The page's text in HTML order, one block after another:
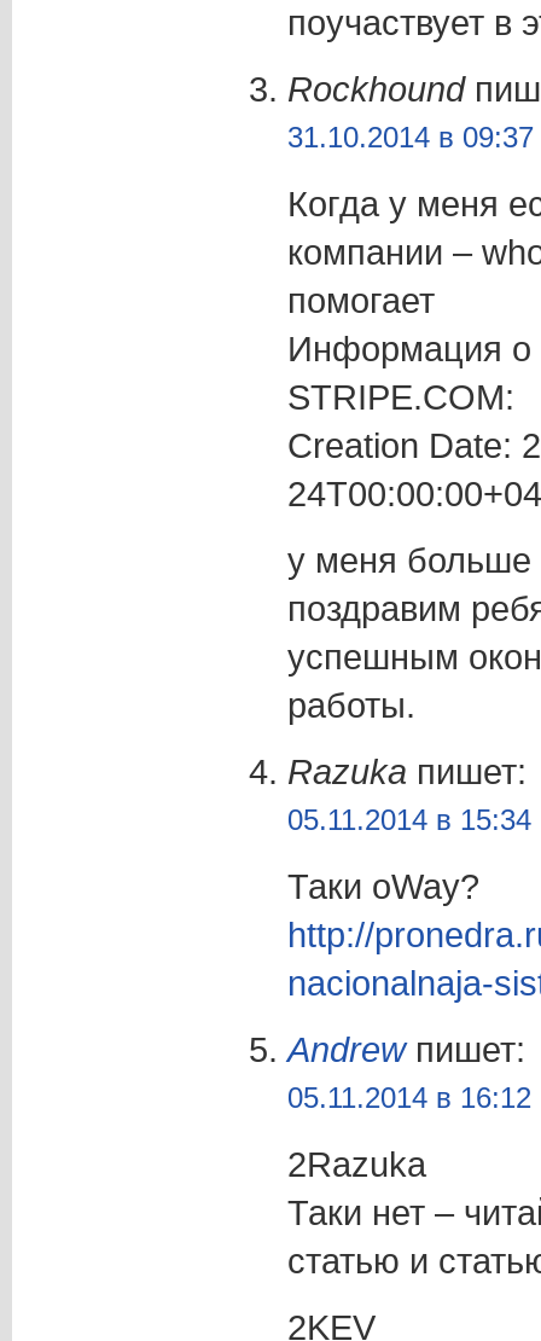
поучаствует в
Rockhound
31.10.2014 в 09:37
Когда у меня
компании –
помогает
Информация о
STRIPE.COM:
Creation Date:
у меня больше
поздравим
успешным
работы.
Razuka пишет:
05.11.2014 в 15:34
Таки oWay?
http://
nacionalnaja-
Andrewпишет:
05.11.2014 в 16:12
2Razuka
Таки нет –
статью и
2KEV